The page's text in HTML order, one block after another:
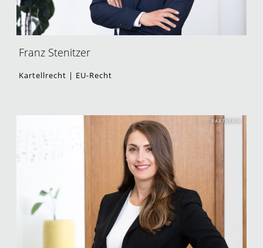
Franz Stenitzer
Kartellrecht | EU-Recht
PARTNERIN